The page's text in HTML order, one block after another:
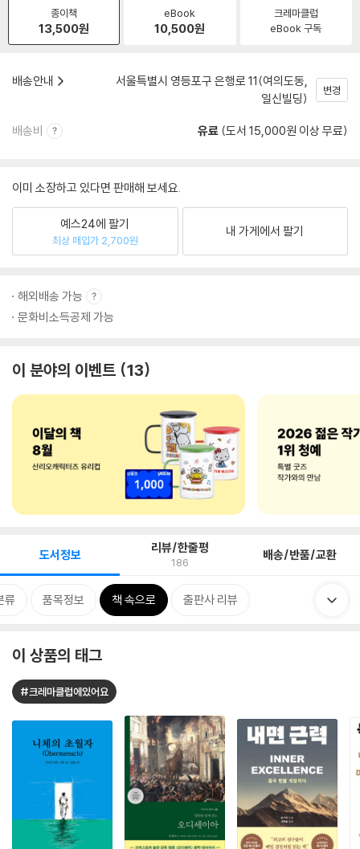
종이책
13,500원
eBook
10,500원
크레마클럽
eBook 구독
배송안내
서울특별시 영등포구 은행로 11(여의도동,
일신빌딩)
변경
배송비 유료 (도서 15,000원 이상 무료)
이미 소장하고 있다면 판매해 보세요.
예스24에 팔기
최상 매입가 2,700원
내 가게에서 팔기
해외배송 가능
문화비소득공제 가능
이 분야의 이벤트 13
도서정보 리뷰/한줄평
186 배송/반품/교환
류 품목정보 책 속으로 출판사 리뷰
이 상품의 태그
#크레마클럽에있어요